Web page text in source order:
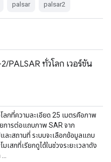
palsar palsar2
PALSAR ทั่วโลก เวอร์ชัน
กที่ความละเอียด 25 เมตรคือภาพ
การต่อแถบภาพ SAR จาก
ะสถานที่ ระบบจะเลือกข้อมูลแถบ
สกที่เรียกดูได้ในช่วงระยะเวลาดัง